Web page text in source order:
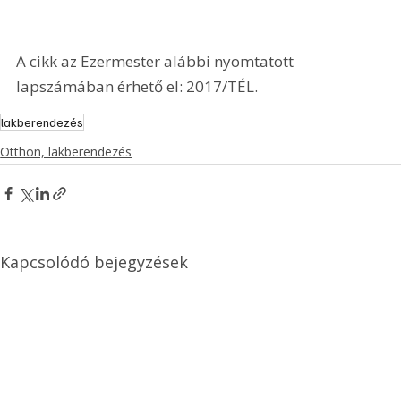
A cikk az Ezermester alábbi nyomtatott
lapszámában érhető el: 2017/TÉL.
lakberendezés
Otthon, lakberendezés
Kapcsolódó bejegyzések